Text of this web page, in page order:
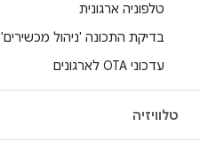
טלפוניה ארגונית
בדיקת התכונה 'ניהול מכשירים'
עדכוני OTA לארגונים
טלוויזיה